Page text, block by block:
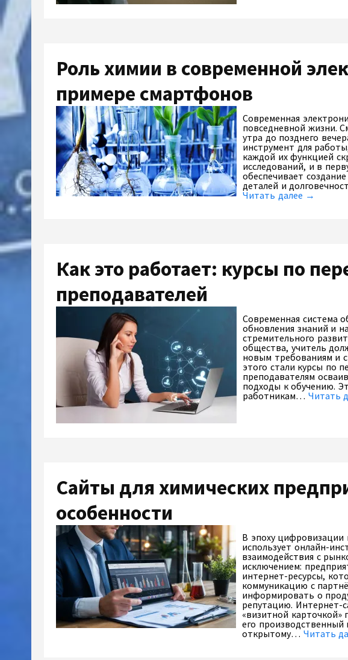
Роль химии в современной
примере смартфонов
Современная
повседневной жизни.
утра до позднего
инструмент для
каждой их функцией
исследований, и в
обеспечивает
деталей и
Читать далее →
Как это работает: курсы по
преподавателей
Современная система
обновления знаний и
стремительного
общества, учитель
новым требованиям и
этого стали курсы по
преподавателям
подходы к обучению.
работникам… Читать
Сайты для химических
особенности
В эпоху
использует онлайн-
взаимодействия с
исключением:
интернет-ресурсы,
коммуникацию с
информировать о
репутацию. Интернет-
«визитной
его
открытому… Читать